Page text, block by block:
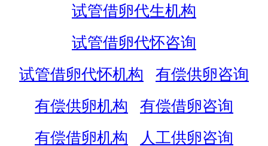
试管借卵代生机构
试管借卵代怀咨询
试管借卵代怀机构
有偿供卵咨询
有偿供卵机构
有偿借卵咨询
有偿借卵机构
人工供卵咨询